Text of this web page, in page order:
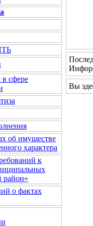
сфере
об имуществе
характера
к
о фактах
Вы